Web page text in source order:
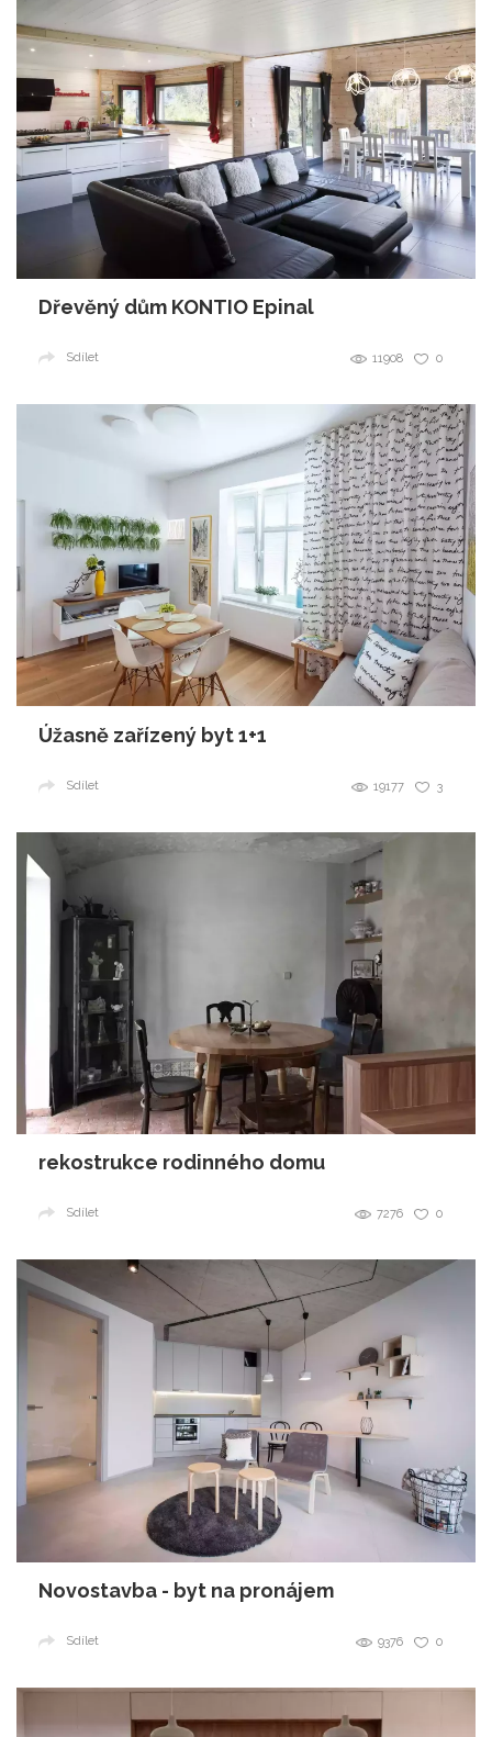
Dřevěný dům KONTIO Epinal
0
11908
Sdílet
Úžasně zařízený byt 1+1
3
19177
Sdílet
rekostrukce rodinného domu
0
7276
Sdílet
Novostavba - byt na pronájem
0
9376
Sdílet